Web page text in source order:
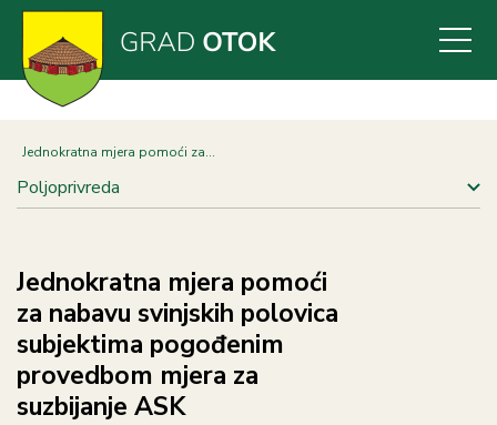
Skoči
glavni
sadržaj
Jednokratna mjera pomoći za...
Poljoprivreda
Jednokratna mjera pomoći
za nabavu svinjskih polovica
subjektima pogođenim
provedbom mjera za
suzbijanje ASK